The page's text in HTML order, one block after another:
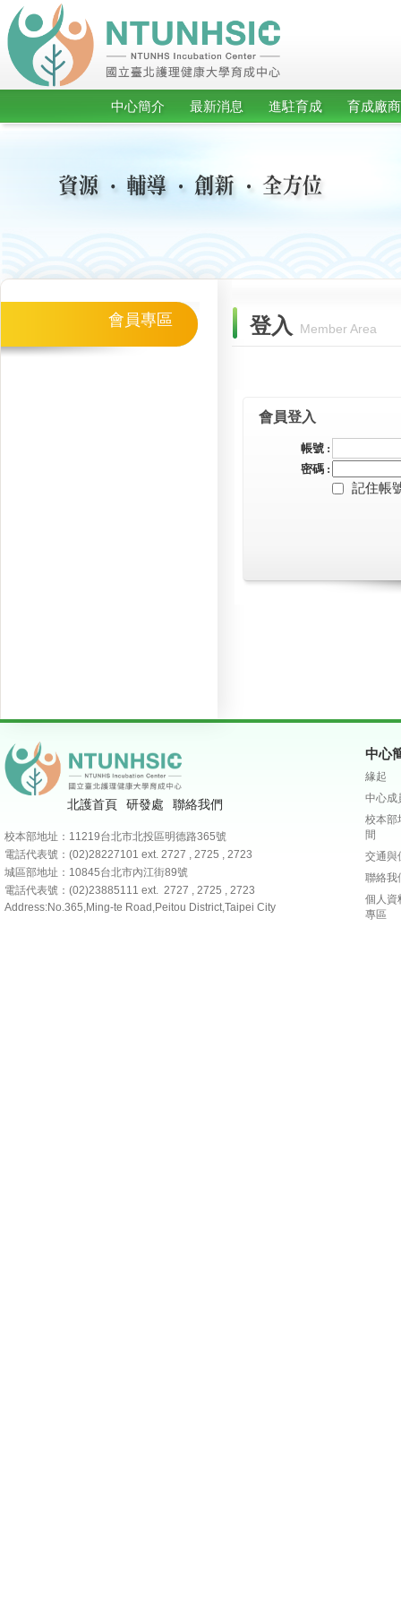
中心簡介 最新消息 進駐育成 育成廠商
會員專區 登入 Member Area
會員登入
帳號 :
密碼 :
記住帳
北護首頁 研發處 聯絡我們
校本部地址：11219台北市北投區明德路365號
電話代表號：(02)28227101 ext. 2727 , 2725 , 2723
城區部地址：10845台北市內江街89號
電話代表號：(02)23885111 ext. 2727 , 2725 , 2723
Address:No.365,Ming-te Road,Peitou District,Taipei City
中心
緣起
中心成
校本部
間
交通與
聯絡我
個人資
專區